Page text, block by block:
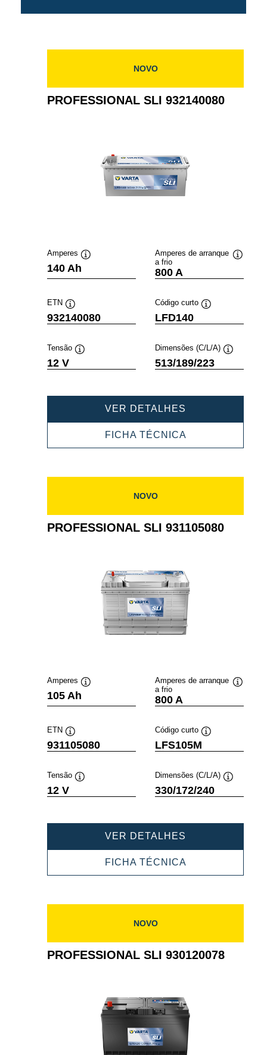
NOVO
PROFESSIONAL SLI 932140080
Amperes
140 Ah
Amperes de arranque
a frio
800 A
ETN
Dica
de
932140080
Código curto
de
LFD140
Tensão
de
12 V
Dimensões (C/L/A)
de
513/189/223
VER DETALHES
FICHA TÉCNICA
NOVO
PROFESSIONAL SLI 931105080
Amperes
105 Ah
Amperes de arranque
a frio
800 A
ETN
Dica
de
931105080
Código curto
de
LFS105M
Tensão
de
12 V
Dimensões (C/L/A)
de
330/172/240
VER DETALHES
FICHA TÉCNICA
NOVO
PROFESSIONAL SLI 930120078